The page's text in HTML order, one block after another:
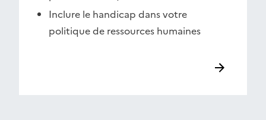
Inclure le handicap dans votre
politique de ressources humaines